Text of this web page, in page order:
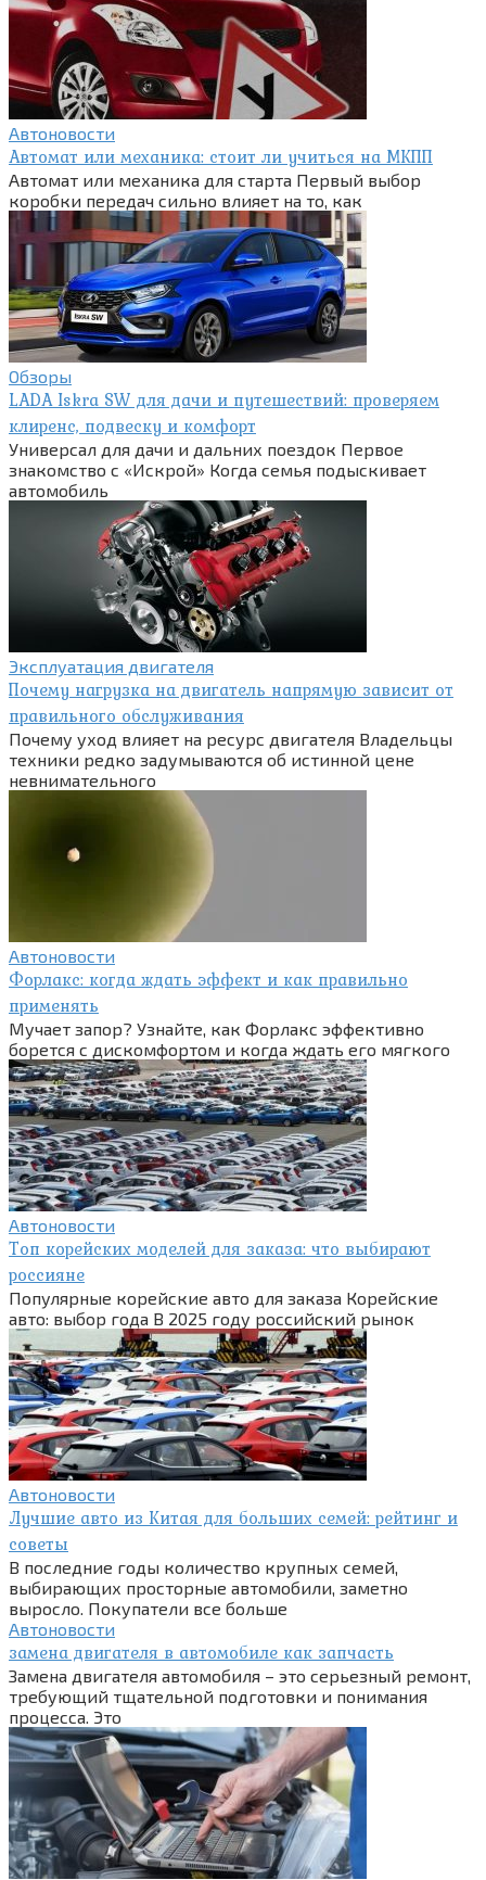
Автоновости
Автомат или механика: стоит ли учиться на МКПП
Автомат или механика для старта Первый выбор
коробки передач сильно влияет на то, как
Обзоры
LADA Iskra SW для дачи и путешествий: проверяем
клиренс, подвеску и комфорт
Универсал для дачи и дальних поездок Первое
знакомство с «Искрой» Когда семья подыскивает
автомобиль
Эксплуатация двигателя
Почему нагрузка на двигатель напрямую зависит от
правильного обслуживания
Почему уход влияет на ресурс двигателя Владельцы
техники редко задумываются об истинной цене
невнимательного
Автоновости
Форлакс: когда ждать эффект и как правильно
применять
Мучает запор? Узнайте, как Форлакс эффективно
борется с дискомфортом и когда ждать его мягкого
Автоновости
Топ корейских моделей для заказа: что выбирают
россияне
Популярные корейские авто для заказа Корейские
авто: выбор года В 2025 году российский рынок
Автоновости
Лучшие авто из Китая для больших семей: рейтинг и
советы
В последние годы количество крупных семей,
выбирающих просторные автомобили, заметно
выросло. Покупатели все больше
Автоновости
замена двигателя в автомобиле как запчасть
Замена двигателя автомобиля – это серьезный ремонт,
требующий тщательной подготовки и понимания
процесса. Это